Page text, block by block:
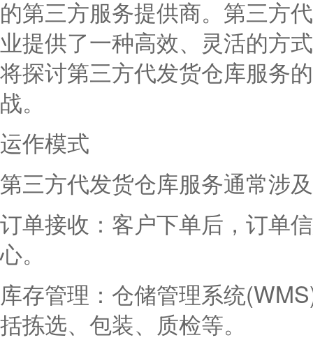
的第三方服务提供商。第三方
业提供了一种高效、灵活的方
将探讨第三方代发货仓库服务
战。
运作模式
第三方代发货仓库服务通常涉
订单接收：客户下单后，订单
心。
库存管理：仓储管理系统
括拣选、包装、质检等。